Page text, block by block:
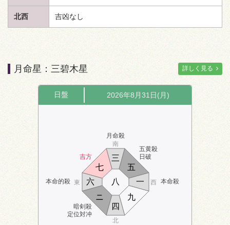
北西 吉凶なし
月命星：三碧木星 詳しく見る
日盤 2026年8月31日(月)
吉方
月命殺
五黄殺
日破
本命的殺 本命殺
暗剣殺
定位対冲
南
北
東 西
四
五
六
七
八
九
一
ニ
三